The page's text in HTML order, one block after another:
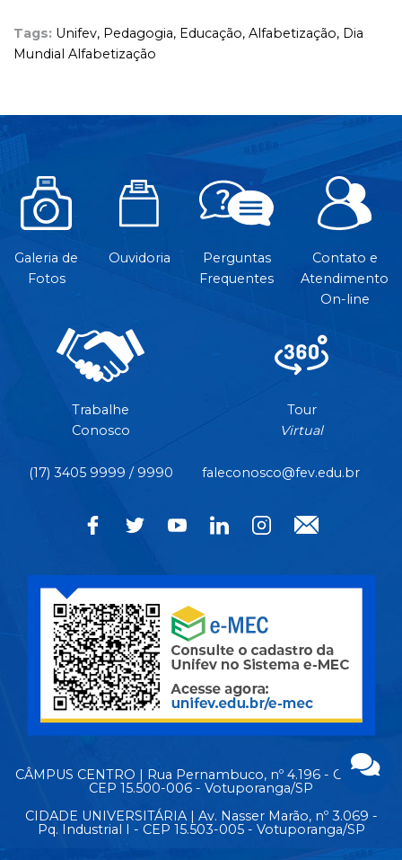
Tags: Unifev, Pedagogia, Educação, Alfabetização, Dia
Mundial Alfabetização
Galeria de
Fotos
Ouvidoria
Perguntas
Frequentes
Contato e
Atendimento
On-line
Trabalhe
Conosco
Tour
Virtual
(17) 3405 9999 / 9990 faleconosco@fev.edu.br
CÂMPUS CENTRO | Rua Pernambuco, nº 4.196 - Centro -
CEP 15.500-006 - Votuporanga/SP
CIDADE UNIVERSITÁRIA | Av. Nasser Marão, nº 3.069 -
Pq. Industrial I - CEP 15.503-005 - Votuporanga/SP